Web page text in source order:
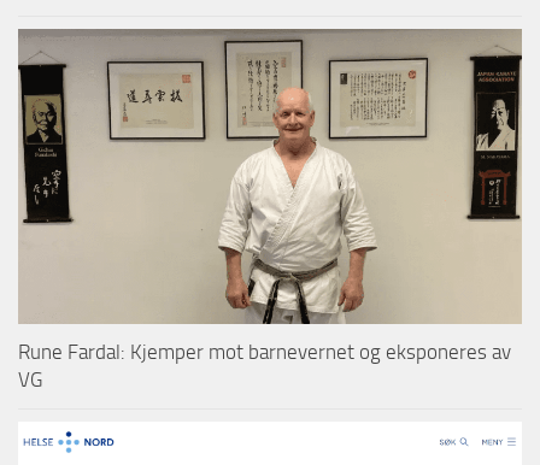
Rune Fardal: Kjemper mot barnevernet og eksponeres av
VG